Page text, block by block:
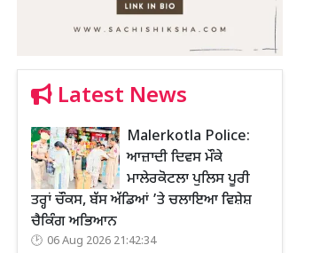
Latest News
Malerkotla Police:
ਆਜ਼ਾਦੀ ਦਿਵਸ ਮੌਕੇ
ਮਾਲੇਰਕੋਟਲਾ ਪੁਲਿਸ ਪੂਰੀ
ਤਰ੍ਹਾਂ ਚੌਕਸ, ਬੱਸ ਅੱਡਿਆਂ ’ਤੇ ਚਲਾਇਆ ਵਿਸ਼ੇਸ਼
ਚੈਕਿੰਗ ਅਭਿਆਨ
06 Aug 2026 21:42:34